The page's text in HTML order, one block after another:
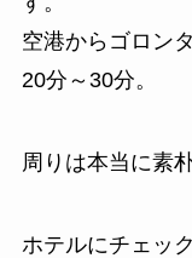
空港からゴロン
20分～30分。
周りは本当に素
ホテルにチェッ